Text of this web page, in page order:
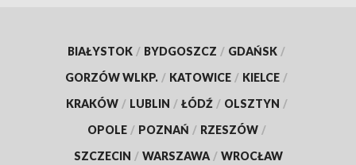
BIAŁYSTOK / BYDGOSZCZ / GDAŃSK /
GORZÓW WLKP. / KATOWICE / KIELCE /
KRAKÓW / LUBLIN / ŁÓDŹ / OLSZTYN /
OPOLE / POZNAŃ / RZESZÓW /
SZCZECIN / WARSZAWA / WROCŁAW